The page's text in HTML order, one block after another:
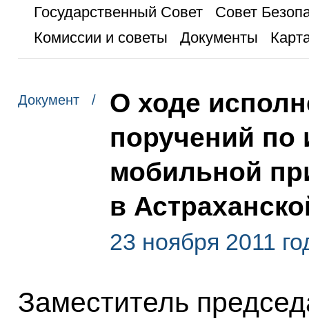
Государственный Совет
Совет
Комиссии и советы
Документы
Документ /
О ходе
поручений по
мобильной
в
23 ноября 2011
Заместитель